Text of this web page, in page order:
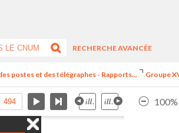
RECHERCHE AVANCÉE
postes et des télégraphes - Rapports... Groupe
100%